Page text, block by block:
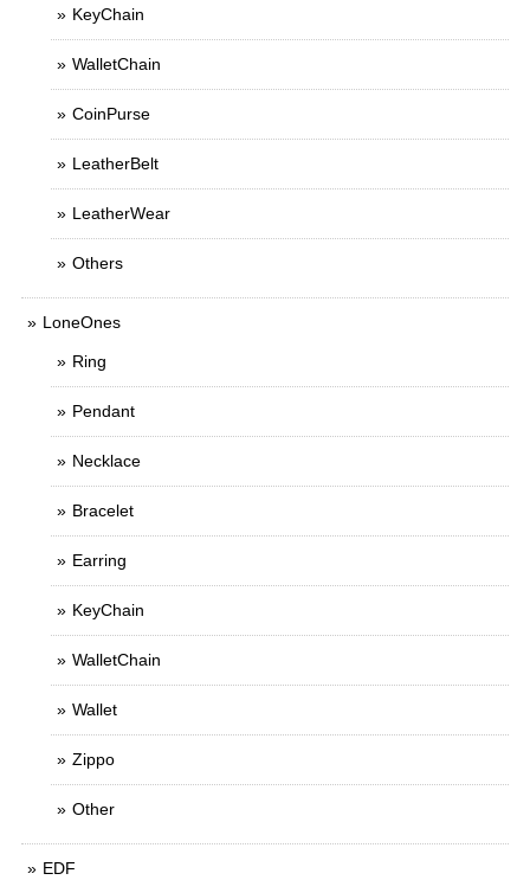
KeyChain
WalletChain
CoinPurse
LeatherBelt
LeatherWear
Others
LoneOnes
Ring
Pendant
Necklace
Bracelet
Earring
KeyChain
WalletChain
Wallet
Zippo
Other
EDF